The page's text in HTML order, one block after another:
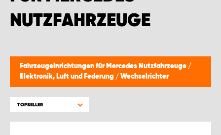
NUTZFAHRZEUGE
Fahrzeugeinrichtungen für Mercedes Nutzfahrzeuge /
Elektronik, Luft und Federung / Wechselrichter
TOPSELLER